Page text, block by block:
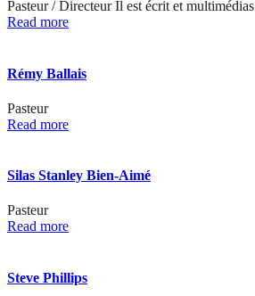
Pasteur / Directeur Il est écrit et multimédias
Read more
Rémy Ballais
Pasteur
Read more
Silas Stanley Bien-Aimé
Pasteur
Read more
Steve Phillips